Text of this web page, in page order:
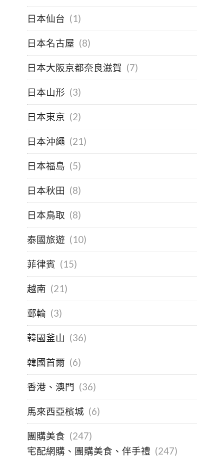
日本仙台 (1)
日本名古屋 (8)
日本大阪京都奈良滋賀 (7)
日本山形 (3)
日本東京 (2)
日本沖繩 (21)
日本福島 (5)
日本秋田 (8)
日本鳥取 (8)
泰國旅遊 (10)
菲律賓 (15)
越南 (21)
郵輪 (3)
韓國釜山 (36)
韓國首爾 (6)
香港、澳門 (36)
馬來西亞檳城 (6)
團購美食 (247)
宅配網購、團購美食、伴手禮 (247)